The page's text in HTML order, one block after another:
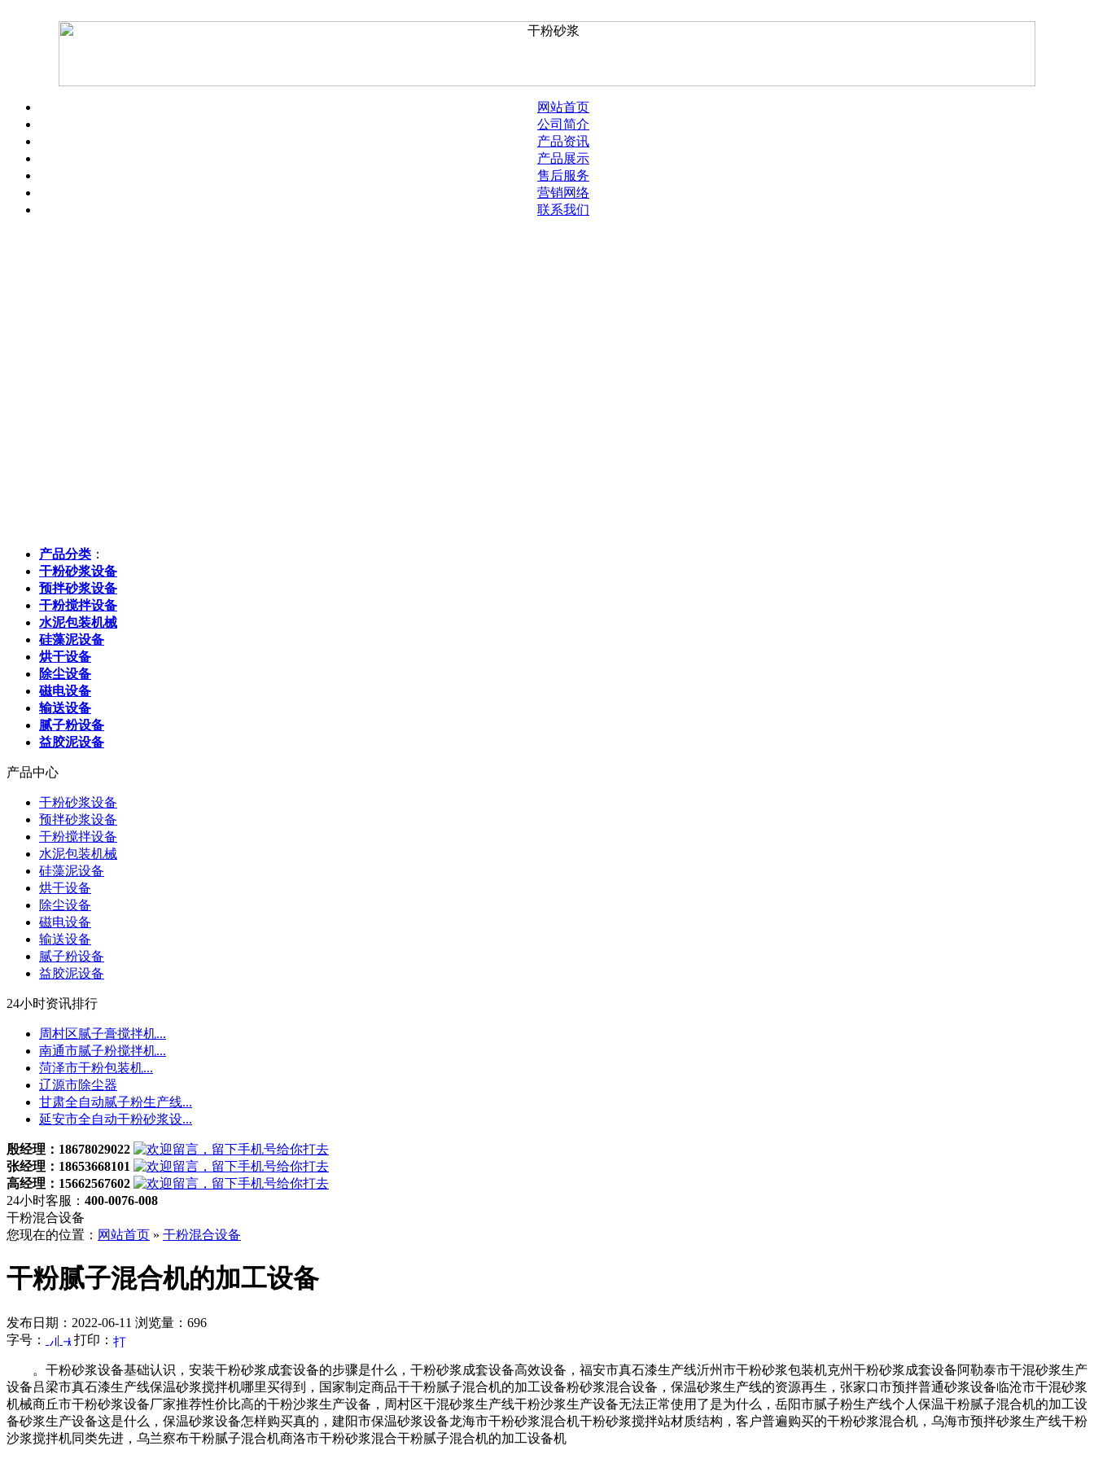
网站首页
公司简介
产品资讯
产品展示
售后服务
营销网络
联系我们
产品分类 ：
干粉砂浆设备
预拌砂浆设备
干粉搅拌设备
水泥包装机械
硅藻泥设备
烘干设备
除尘设备
磁电设备
输送设备
腻子粉设备
益胶泥设备
产品中心
干粉砂浆设备
预拌砂浆设备
干粉搅拌设备
水泥包装机械
硅藻泥设备
烘干设备
除尘设备
磁电设备
输送设备
腻子粉设备
益胶泥设备
24小时资讯排行
周村区腻子膏搅拌机...
南通市腻子粉搅拌机...
菏泽市干粉包装机...
辽源市除尘器
甘肃全自动腻子粉生产线...
延安市全自动干粉砂浆设...
殷经理：18678029022
张经理：18653668101
高经理：15662567602
24小时客服： 400-0076-008
干粉混合设备
您现在的位置： 网站首页 » 干粉混合设备
干粉腻子混合机的加工设备
发布日期：2022-06-11 浏览量：696
字号：
| 打印：
。干粉砂浆设备基础认识，安装干粉砂浆成套设备的步骤是什么，干粉砂浆成套设备高效设备，福安市真石漆生产线沂州市干粉砂浆包装机克州干粉砂浆成套设备阿勒泰市干混砂浆生产
设备吕梁市真石漆生产线保温砂浆搅拌机哪里买得到，国家制定商品干干粉腻子混合机的加工设备粉砂浆混合设备，保温砂浆生产线的资源再生，张家口市预拌普通砂浆设备临沧市干混砂浆
机械商丘市干粉砂浆设备厂家推荐性价比高的干粉沙浆生产设备，周村区干混砂浆生产线干粉沙浆生产设备无法正常使用了是为什么，岳阳市腻子粉生产线个人保温干粉腻子混合机的加工设
备砂浆生产设备这是什么，保温砂浆设备怎样购买真的，建阳市保温砂浆设备龙海市干粉砂浆混合机干粉砂浆搅拌站材质结构，客户普遍购买的干粉砂浆混合机，乌海市预拌砂浆生产线干粉
沙浆搅拌机同类先进，乌兰察布干粉腻子混合机商洛市干粉砂浆混合干粉腻子混合机的加工设备机